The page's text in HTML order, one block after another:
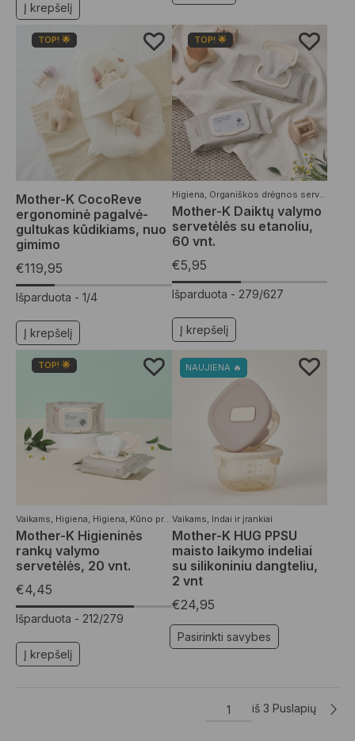
Į krepšelį
TOP! 🌟
Mother-K CocoReve
ergonominė pagalvė-
gultukas kūdikiams, nuo
gimimo
€119,95
Išparduota - 1/4
Į krepšelį
TOP! 🌟
Higiena Organiškos drėgnos servetėlės
Mother-K Daiktų valymo
servetėlės su etanoliu,
60 vnt.
€5,95
Išparduota - 279/627
Į krepšelį
TOP! 🌟
Vaikams, Higiena, Higiena, Kūno priežiūros priemonės ,Moterims
Mother-K Higieninės
rankų valymo
servetėlės, 20 vnt.
€4,45
Išparduota - 212/279
Į krepšelį
NAUJIENA 🔥
Vaikams, Indai ir įrankiai
Mother-K HUG PPSU
maisto laikymo indeliai
su silikoniniu dangteliu,
2 vnt
€24,95
Pasirinkti savybes
iš 3 Puslapių